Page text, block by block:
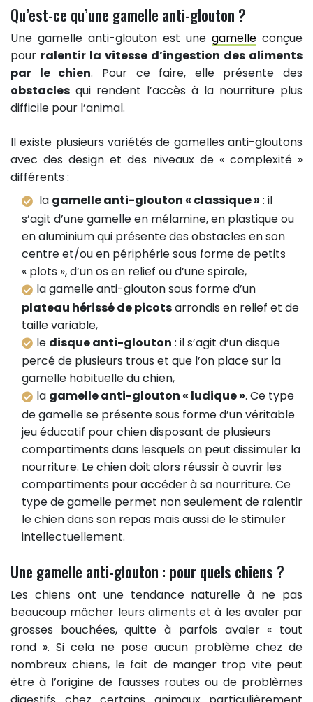
Qu’est-ce qu’une gamelle anti-glouton ?
Une gamelle anti-glouton est une gamelle conçue
pour ralentir la vitesse d’ingestion des aliments
par le chien. Pour ce faire, elle présente des
obstacles qui rendent l’accès à la nourriture plus
difficile pour l’animal.
Il existe plusieurs variétés de gamelles anti-gloutons
avec des design et des niveaux de « complexité »
différents :
la gamelle anti-glouton « classique » : il
s’agit d’une gamelle en mélamine, en plastique ou
en aluminium qui présente des obstacles en son
centre et/ou en périphérie sous forme de petits
« plots », d’un os en relief ou d’une spirale,
la gamelle anti-glouton sous forme d’un
plateau hérissé de picotsarrondis en relief et de
taille variable,
le disque anti-glouton : il s’agit d’un disque
percé de plusieurs trous et que l’on place sur la
gamelle habituelle du chien,
la gamelle anti-glouton « ludique ». Ce type
de gamelle se présente sous forme d’un véritable
jeu éducatif pour chien disposant de plusieurs
compartiments dans lesquels on peut dissimuler la
nourriture. Le chien doit alors réussir à ouvrir les
compartiments pour accéder à sa nourriture. Ce
type de gamelle permet non seulement de ralentir
le chien dans son repas mais aussi de le stimuler
intellectuellement.
Une gamelle anti-glouton : pour quels chiens ?
Les chiens ont une tendance naturelle à ne pas
beaucoup mâcher leurs aliments et à les avaler par
grosses bouchées, quitte à parfois avaler « tout
rond ». Si cela ne pose aucun problème chez de
nombreux chiens, le fait de manger trop vite peut
être à l’origine de fausses routes ou de problèmes